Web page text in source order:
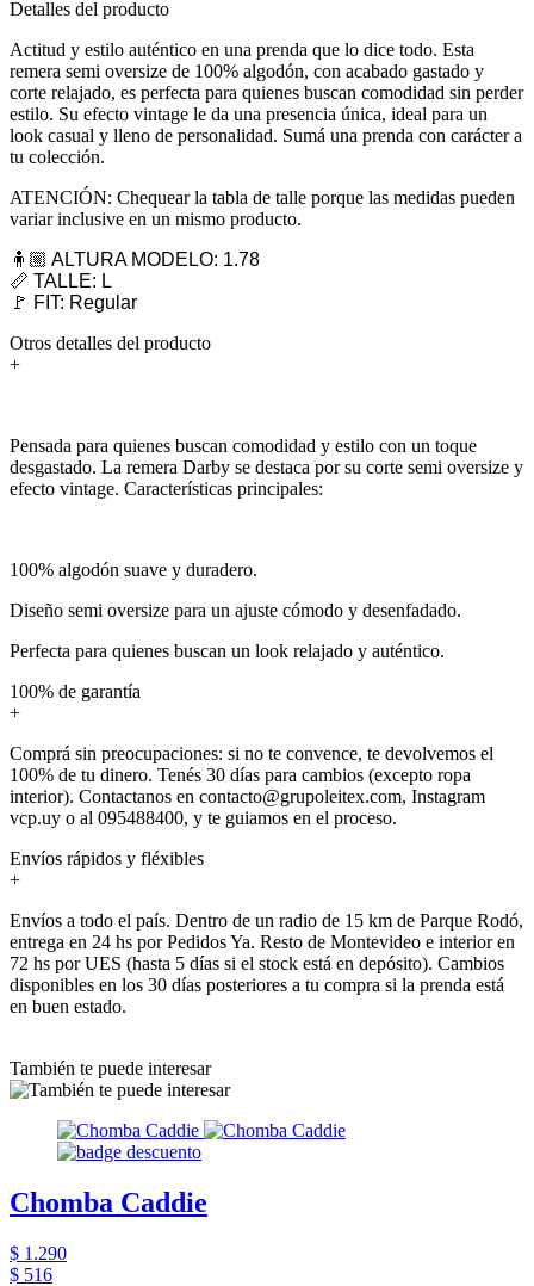
Detalles del producto
Actitud y estilo auténtico en una prenda que lo dice todo. Esta
remera semi oversize de 100% algodón, con acabado gastado y
corte relajado, es perfecta para quienes buscan comodidad sin perder
estilo. Su efecto vintage le da una presencia única, ideal para un
look casual y lleno de personalidad. Sumá una prenda con carácter a
tu colección.
ATENCIÓN: Chequear la tabla de talle porque las medidas pueden
variar inclusive en un mismo producto.
🧍🏼 ALTURA MODELO: 1.78
📏 TALLE: L
🚩 FIT: Regular
Otros detalles del producto
+
Pensada para quienes buscan comodidad y estilo con un toque
desgastado. La remera Darby se destaca por su corte semi oversize y
efecto vintage. Características principales:
100% algodón suave y duradero.
Diseño semi oversize para un ajuste cómodo y desenfadado.
Perfecta para quienes buscan un look relajado y auténtico.
100% de garantía
+
Comprá sin preocupaciones: si no te convence, te devolvemos el
100% de tu dinero. Tenés 30 días para cambios (excepto ropa
interior). Contactanos en contacto@grupoleitex.com, Instagram
vcp.uy o al 095488400, y te guiamos en el proceso.
Envíos rápidos y fléxibles
+
Envíos a todo el país. Dentro de un radio de 15 km de Parque Rodó,
entrega en 24 hs por Pedidos Ya. Resto de Montevideo e interior en
72 hs por UES (hasta 5 días si el stock está en depósito). Cambios
disponibles en los 30 días posteriores a tu compra si la prenda está
en buen estado.
También te puede interesar
Chomba Caddie
$ 1.290
$ 516